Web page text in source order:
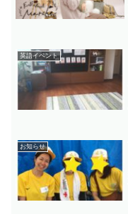
英語イベント
お知らせ